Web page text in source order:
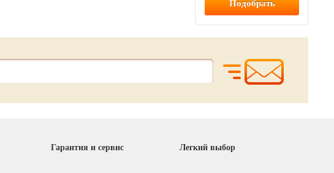
Гарантия и сервис Легкий выбор